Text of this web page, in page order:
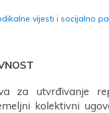
vijesti i socijalno
za utvrđivanje
kolektivni